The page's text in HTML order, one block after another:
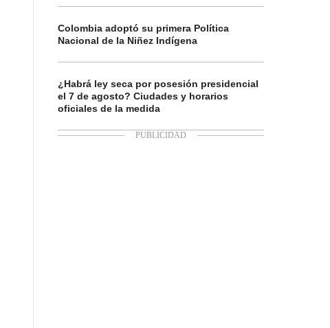
Colombia adoptó su primera Política
Nacional de la Niñez Indígena
¿Habrá ley seca por posesión presidencial
el 7 de agosto? Ciudades y horarios
oficiales de la medida